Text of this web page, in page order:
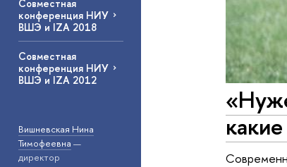
Совместная
конференция НИУ
ВШЭ и IZA 2018
Совместная
конференция НИУ
ВШЭ и IZA 2012
Вишневская Нина
Тимофеевна —
директор